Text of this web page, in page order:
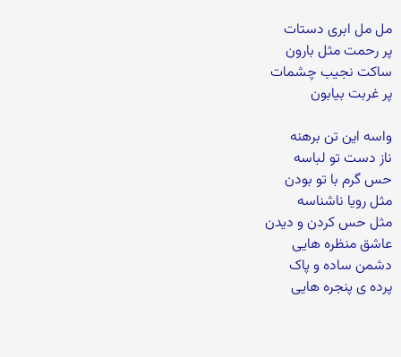
مل مل ابری دستات
پر رحمت مثل بارون
ساکت نجیب چشمات
پر غربت بیابون
واسه این تن برهنه
ناز دست تو لباسه
حس گرم با تو بودن
مثل رویا ناشناسه
مثل حس کردن و دیدن
عاشق منظره هایی
دشمن ساده و پاک
پرده ی پنجره هایی